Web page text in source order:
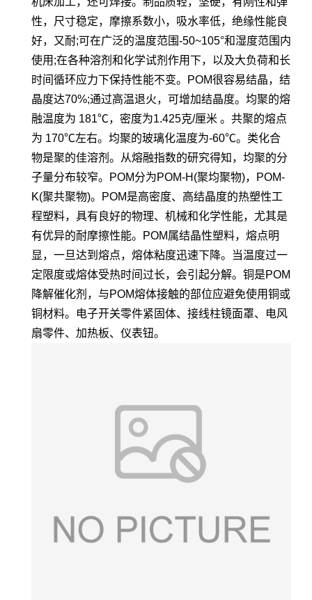
性，尺寸稳定，摩擦系数小，吸水率低，绝缘性能良
好，又耐;可在广泛的温度范围-50~105°和湿度范围内
使用;在各种溶剂和化学试剂作用下，以及大负荷和长
时间循环应力下保持性能不变。POM很容易结晶，结
晶度达70%;通过高温退火，可增加结晶度。均聚的熔
融温度为 181℃，密度为1.425克/厘米 。共聚的熔点
为 170℃左右。均聚的玻璃化温度为-60℃。类化合
物是聚的佳溶剂。从熔融指数的研究得知，均聚的分
子量分布较窄。POM分为POM-H(聚均聚物)，POM-
K(聚共聚物)。POM是高密度、高结晶度的热塑性工
程塑料，具有良好的物理、机械和化学性能，尤其是
有优异的耐摩擦性能。POM属结晶性塑料，熔点明
显，一旦达到熔点，熔体粘度迅速下降。当温度过一
定限度或熔体受热时间过长，会引起分解。铜是POM
降解催化剂，与POM熔体接触的部位应避免使用铜或
铜材料。电子开关零件紧固体、接线柱镜面罩、电风
扇零件、加热板、仪表钮。